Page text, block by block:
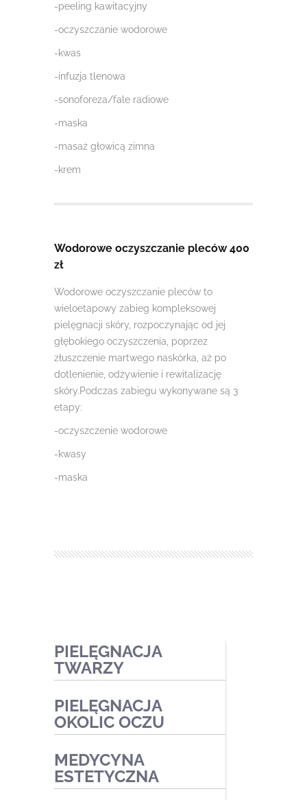
-peeling kawitacyjny
-oczyszczanie wodorowe
-kwas
-infuzja tlenowa
-sonoforeza/fale radiowe
-maska
-masaż głowicą zimna
-krem
Wodorowe oczyszczanie pleców 400
zł
Wodorowe oczyszczanie pleców to
wieloetapowy zabieg kompleksowej
pielęgnacji skóry, rozpoczynając od jej
głębokiego oczyszczenia, poprzez
złuszczenie martwego naskórka, aż po
dotlenienie, odżywienie i rewitalizację
skóry.Podczas zabiegu wykonywane są 3
etapy:
-oczyszczenie wodorowe
-kwasy
-maska
PIELĘGNACJA
TWARZY
Zabiegi ekspresowe
Zabiegi pielęgnacyjne
Zabiegi oczyszczające
Zabiegi przeciwtrądzikowe2
PIELĘGNACJA
OKOLIC OCZU
Zabiegi kosmetyczne
Zabiegi medyczne
MEDYCYNA
ESTETYCZNA